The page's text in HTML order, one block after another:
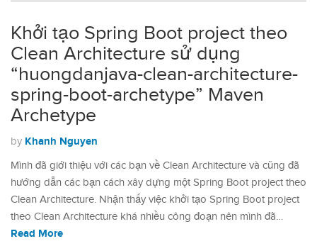
Khởi tạo Spring Boot project theo
Clean Architecture sử dụng
“huongdanjava-clean-architecture-
spring-boot-archetype” Maven
Archetype
by Khanh Nguyen
Mình đã giới thiệu với các bạn về Clean Architecture và cũng đã
hướng dẫn các bạn cách xây dựng một Spring Boot project theo
Clean Architecture. Nhận thấy việc khởi tạo Spring Boot project
theo Clean Architecture khá nhiều công đoạn nên mình đã…
Read More